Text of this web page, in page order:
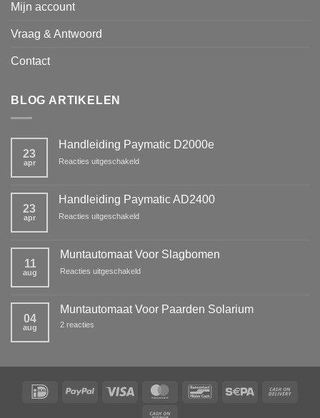
Mijn account
Vraag & Antwoord
Contact
BLOG ARTIKELEN
23
apr
Handleiding Paymatic D2000e
Reacties uitgeschakeldvoor
D2000e
23
apr
Handleiding Paymatic AD2400
Reacties uitgeschakeldvoor
AD2400
11
aug
Muntautomaat Voor Slagbomen
Reacties uitgeschakeldvoor
Slagbomen
04
aug
Muntautomaat Voor Paarden Solarium
2 reacties
IDeal PayPal Visa MasterCardBancontactSepa